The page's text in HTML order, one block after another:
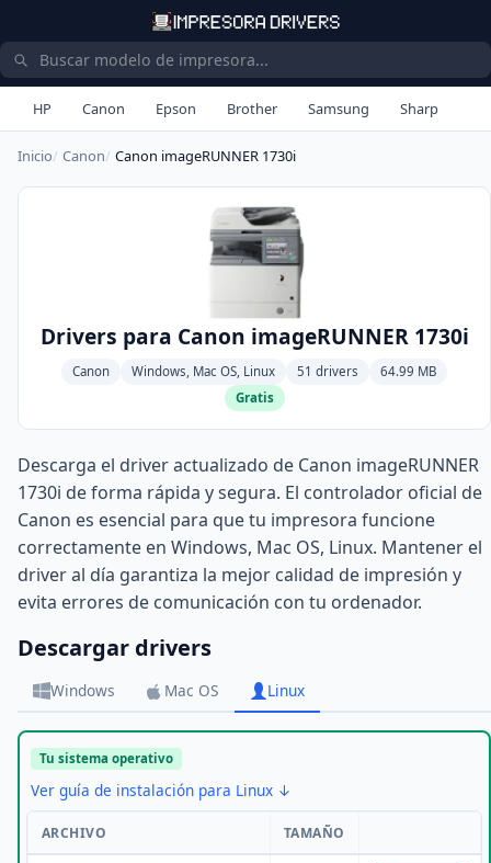
HP Canon Epson Brother Samsung Sharp
Inicio Canon Canon imageRUNNER 1730i
Drivers para Canon imageRUNNER 1730i
Canon Windows, Mac OS, Linux 51 drivers
64.99 MB
Gratis
Descarga el driver actualizado de Canon imageRUNNER
1730i de forma rápida y segura. El controlador oficial de
Canon es esencial para que tu impresora funcione
correctamente en Windows, Mac OS, Linux. Mantener el
driver al día garantiza la mejor calidad de impresión y
evita errores de comunicación con tu ordenador.
Descargar drivers
Windows Mac OS Linux
Tu sistema operativo
Ver guía de instalación para Linux ↓
ARCHIVO TAMAÑO